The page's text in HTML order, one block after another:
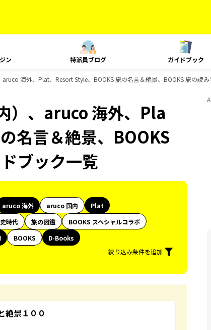
ン 特派員ブログ ガイドブック
海外、Plat、Resort Style、BOOKS 旅の名言＆絶景、BOOKS 旅の読
）、aruco 海外、Pla
名言＆絶景、BOOKS
ブック一覧
aruco 海外 aruco 国内
Plat
時代 旅の図鑑
BOOKS スペシャルコラボ
BOOKS
D-Books
絞り込み条件を追加
絶景１００